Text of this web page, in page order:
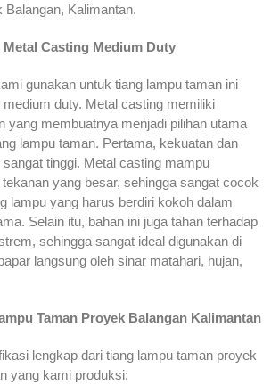
Kalimantan.
Casting Medium Duty
gunakan untuk tiang lampu taman ini
duty. Metal casting memiliki
yang membuatnya menjadi pilihan utama
lampu taman. Pertama, kekuatan dan
tinggi. Metal casting mampu
yang besar, sehingga sangat cocok
lampu yang harus berdiri kokoh dalam
Selain itu, bahan ini juga tahan terhadap
sehingga sangat ideal digunakan di
langsung oleh sinar matahari, hujan,
Taman Proyek Balangan Kalimantan
lengkap dari tiang lampu taman proyek
yang kami produksi: